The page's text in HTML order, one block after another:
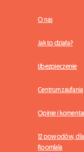
O nas
Jak to działa?
Ubezpieczenie
Centrum zaufania
Opinie i
12 powodów,
Roomlala